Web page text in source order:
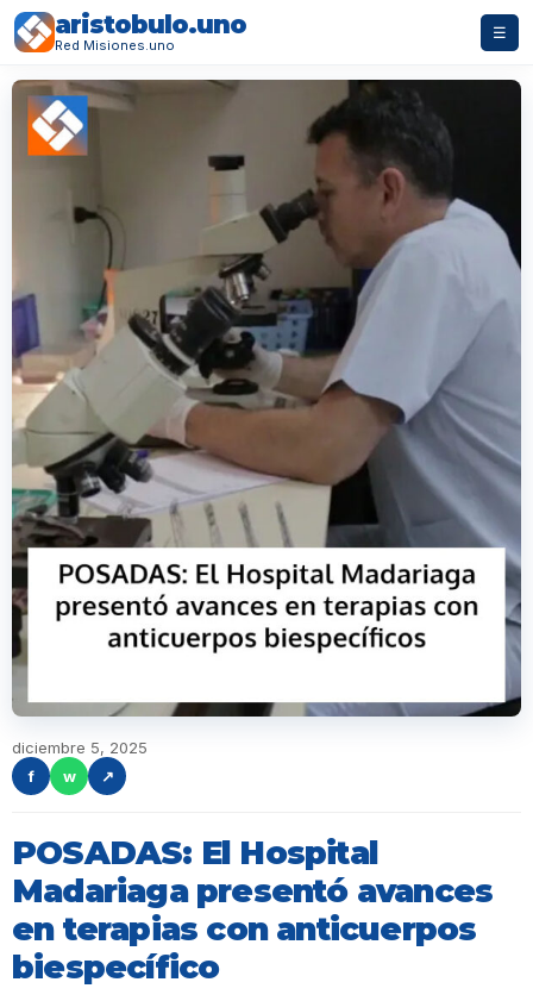
aristobulo.uno
Red Misiones.uno
☰
diciembre 5, 2025
f
w ↗
POSADAS: El Hospital
Madariaga presentó avances
en terapias con anticuerpos
biespecífico